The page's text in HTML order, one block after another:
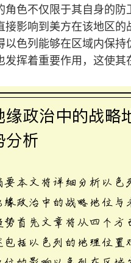
角色不仅限于其自身的
接影响到美方在该地区
以色列能够在区域内保
挥着重要作用，这使